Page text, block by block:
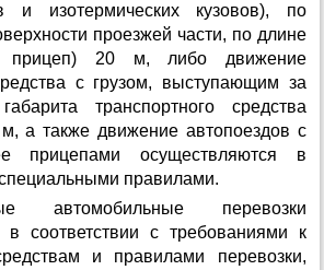
и изотермических кузовов), по
проезжей части, по длине
прицеп) 20 м, либо движение
с грузом, выступающим за
транспортного средства
а также движение автопоездов с
прицепами осуществляются в
специальными правилами.
автомобильные перевозки
в соответствии с требованиями к
и правилами перевозки,